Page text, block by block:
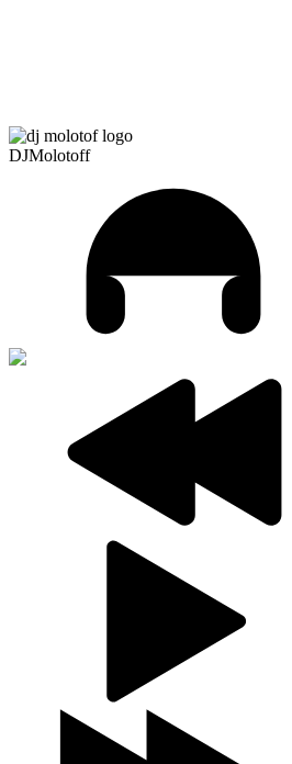
DJMolotoff